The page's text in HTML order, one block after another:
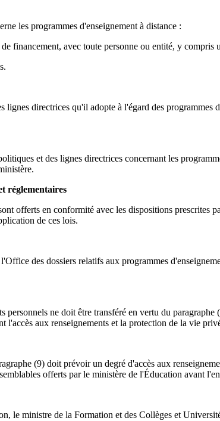
les programmes d'enseignement à distance :
financement, avec toute personne ou entité, y
directrices qu'il adopte à l'égard des
et des lignes directrices concernant les
réglementaires
offerts en conformité avec les dispositions prescrites
de ces lois.
des dossiers relatifs aux programmes
personnels ne doit être transféré en vertu du
aux renseignements et la protection de la vie
(9) doit prévoir un degré d'accès aux
offerts par le ministère de l'Éducation avant
le ministre de la Formation et des Collèges et